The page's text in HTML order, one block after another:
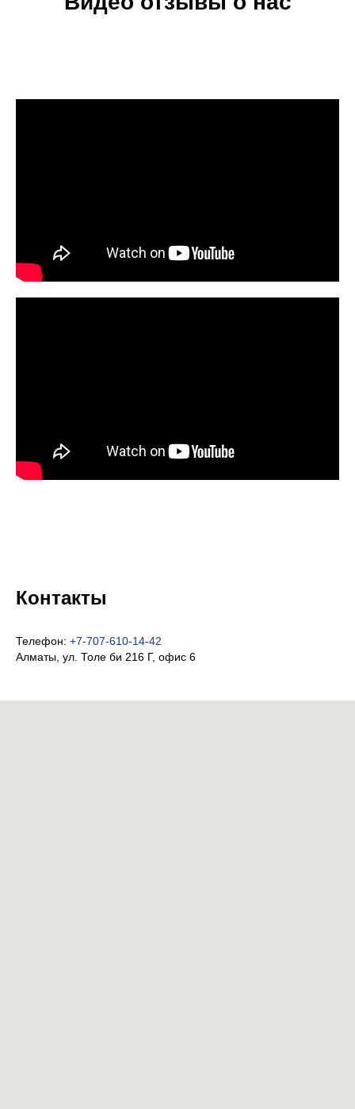
Контакты
Телефон: +7-707-610-14-42
Алматы, ул. Толе би 216 Г, офис 6